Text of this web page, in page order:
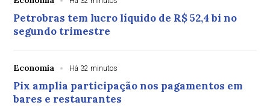
Petrobras tem lucro líquido de R$ 52,4 bi no
segundo trimestre
Economia Há 32 minutos
Pix amplia participação nos pagamentos em
bares e restaurantes